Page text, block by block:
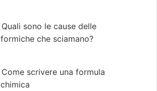
Quali sono le cause delle
formiche che sciamano?
Come scrivere una formula
chimica